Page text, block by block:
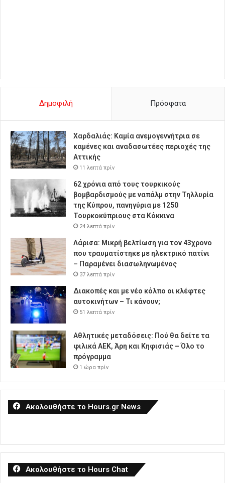
Δημοφιλή Πρόσφατα
Χαρδαλιάς: Καμία ανεμογεννήτρια σε
καμένες και αναδασωτέες περιοχές της
Αττικής
11 λεπτά πρίν
62 χρόνια από τους τουρκικούς
βομβαρδισμούς με ναπάλμ στην Τηλλυρία
της Κύπρου, πανηγύρια με 1250
Τουρκοκύπριους στα Κόκκινα
24 λεπτά πρίν
Λάρισα: Μικρή βελτίωση για τον 43χρονο
που τραυματίστηκε με ηλεκτρικό πατίνι
– Παραμένει διασωληνωμένος
37 λεπτά πρίν
Διακοπές και με νέο κόλπο οι κλέφτες
αυτοκινήτων – Τι κάνουν;
51 λεπτά πρίν
Αθλητικές μεταδόσεις: Πού θα δείτε τα
φιλικά ΑΕΚ, Άρη και Κηφισιάς – Όλο το
πρόγραμμα
1 ώρα πρίν
Ακολουθήστε το Hours.gr News
Ακολουθήστε το Hours Chat